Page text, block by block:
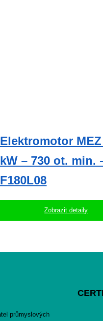
Elektromotor MEZ
kW – 730 ot. min.
F180L08
Zobrazit detaily
průmyslových